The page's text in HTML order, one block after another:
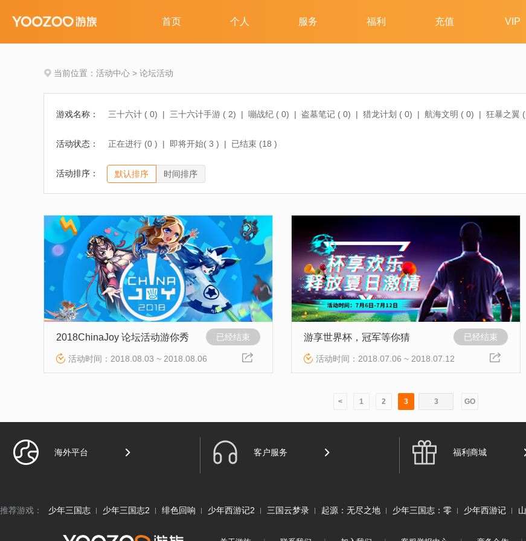
当前位置： 活动中心 > 论坛活动
游戏名称： 三十六计 ( 0) | 三十六计手游 ( 2) | 嘣战纪 ( 0) | 盗墓笔记 ( 0) | 猎龙计划 ( 0) | 航海文明 ( 0) | 狂暴之翼 (
马上踢足球 (
) |
活动状态： 正在进行 (0 ) | 即将开始( 3 ) | 已结束 (18 )
活动排序： 默认排序 时间排序
2018ChinaJoy 论坛活动游你秀 已经结束
活动时间：2018.08.03 ~ 2018.08.06
游享世界杯，冠军等你猜 已经结束
活动时间：2018.07.06 ~ 2018.07.12
< 1 2 3 GO